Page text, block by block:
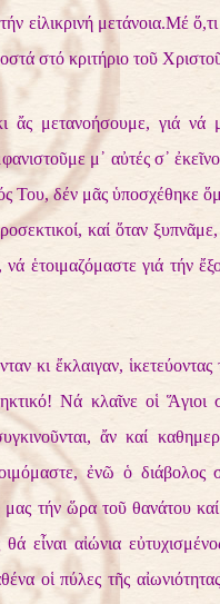
εἰλικρινή μετάνοια.Μέ
στό κριτήριο τοῦ
ἄς μετανοήσουμε, γιά νά
μ᾿ αὐτές σ᾿
Του, δέν μᾶς ὑποσχέθηκε
καί ὅταν
ἑτοιμαζόμαστε γιά τήν
κι ἔκλαιγαν, ἱκετεύοντας
Νά κλαῖνε οἱ Ἅγιοι
ἄν καί
ἐνῶ ὁ διάβολος
τήν ὥρα τοῦ θανάτου
εἶναι αἰώνια
οἱ πύλες τῆς